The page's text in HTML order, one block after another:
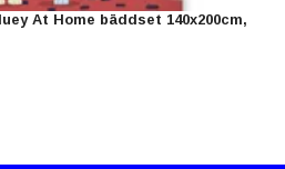
At Home bäddset 140x200cm,